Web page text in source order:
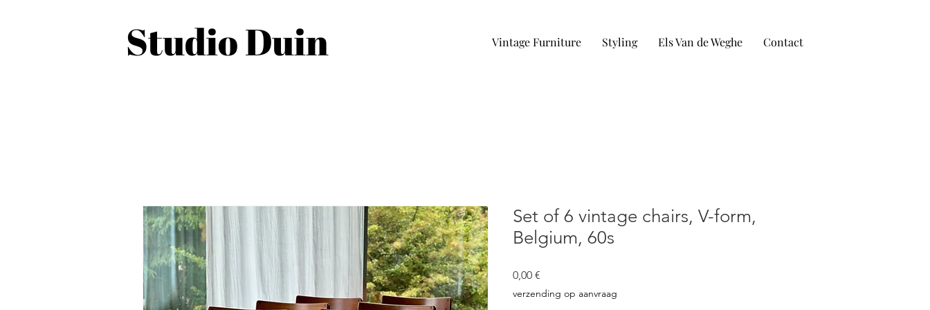
Vintage Furniture Styling Els Van de Weghe Contact
Studio Duin
Set of 6 vintage chairs, V-form,
Belgium, 60s
0,00 €
verzending op aanvraag